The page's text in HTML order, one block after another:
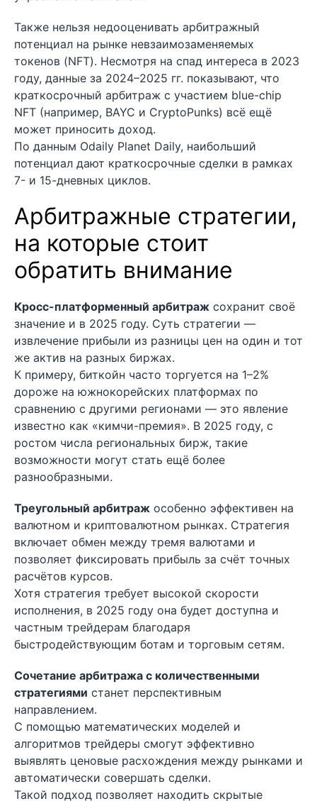
Также нельзя недооценивать арбитражный
потенциал на рынке невзаимозаменяемых
токенов (NFT). Несмотря на спад интереса в 2023
году, данные за 2024–2025 гг. показывают, что
краткосрочный арбитраж с участием blue-chip
NFT (например, BAYC и CryptoPunks) всё ещё
может приносить доход.
По данным Odaily Planet Daily, наибольший
потенциал дают краткосрочные сделки в рамках
7- и 15-дневных циклов.
Арбитражные стратегии,
на которые стоит
обратить внимание
Кросс-платформенный арбитраж сохранит своё
значение и в 2025 году. Суть стратегии —
извлечение прибыли из разницы цен на один и тот
же актив на разных биржах.
К примеру, биткойн часто торгуется на 1–2%
дороже на южнокорейских платформах по
сравнению с другими регионами — это явление
известно как «кимчи-премия». В 2025 году, с
ростом числа региональных бирж, такие
возможности могут стать ещё более
разнообразными.
Треугольный арбитраж особенно эффективен на
валютном и криптовалютном рынках. Стратегия
включает обмен между тремя валютами и
позволяет фиксировать прибыль за счёт точных
расчётов курсов.
Хотя стратегия требует высокой скорости
исполнения, в 2025 году она будет доступна и
частным трейдерам благодаря
быстродействующим ботам и торговым сетям.
Сочетание арбитража с количественными
стратегиями станет перспективным
направлением.
С помощью математических моделей и
алгоритмов трейдеры смогут эффективно
выявлять ценовые расхождения между рынками и
автоматически совершать сделки.
Такой подход позволяет находить скрытые